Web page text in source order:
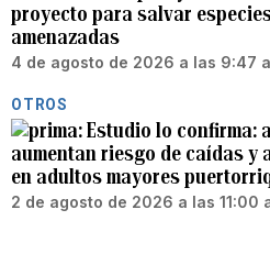
proyecto para salvar
amenazadas
4 de agosto de 2026 a las 9:47
OTROS
Estudio lo confirma:
aumentan riesgo de caídas y
en adultos mayores
2 de agosto de 2026 a las 11:00